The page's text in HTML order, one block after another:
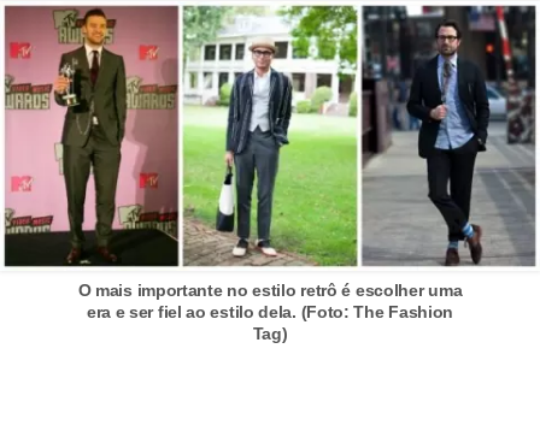
O mais importante no estilo retrô é escolher uma
era e ser fiel ao estilo dela. (Foto: The Fashion
Tag)
o
d
a
m
a
c
u